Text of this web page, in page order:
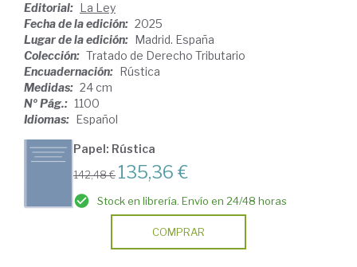
Editorial: La Ley
Fecha de la edición: 2025
Lugar de la edición: Madrid. España
Colección: Tratado de Derecho Tributario
Encuadernación: Rústica
Medidas: 24 cm
Nº Pág.: 1100
Idiomas: Español
Papel: Rústica
142,48 € 135,36 €
Stock en librería. Envío en 24/48 horas
COMPRAR